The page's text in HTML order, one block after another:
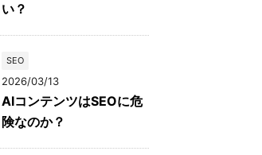
い？
SEO
2026/03/13
AIコンテンツはSEOに危
険なのか？